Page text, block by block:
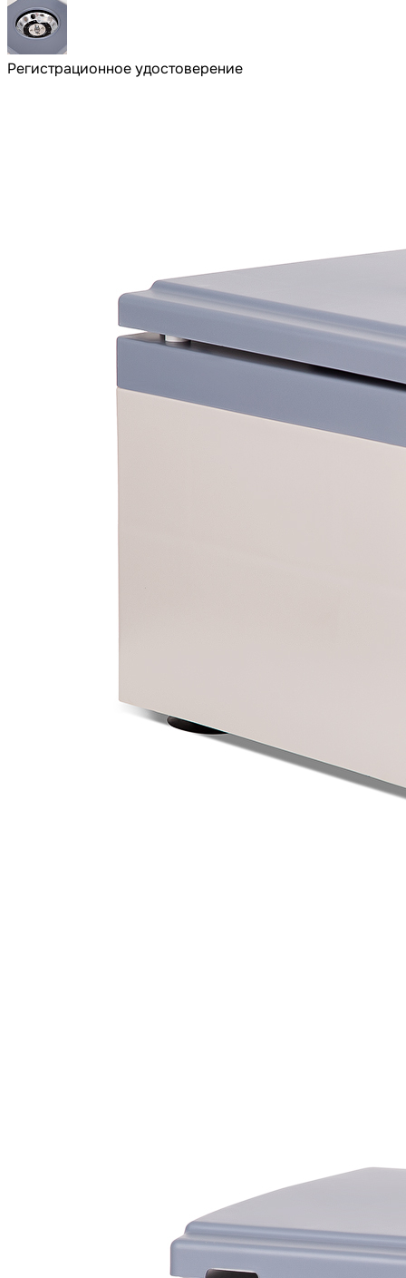
Регистрационное удостоверение